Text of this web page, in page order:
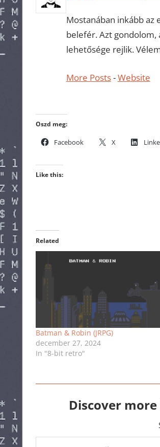
Mostanában inkább az
belefér. Azt gondolom,
lehetősége rejlik.
More Posts-Website
Oszd meg:
Facebook X
Like this:
Related
Batman & Robin (JRPG)
december 27, 2024
In "8-bit retro"
Discover
Type your email…